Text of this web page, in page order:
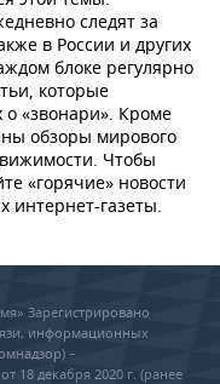
следят за
в России и других
блоке регулярно
которые
о «звонари». Кроме
обзоры мирового
Чтобы
«горячие» новости
интернет-газеты.
Зарегистрировано
информационных
–
18 декабря 2020 г. (ранее